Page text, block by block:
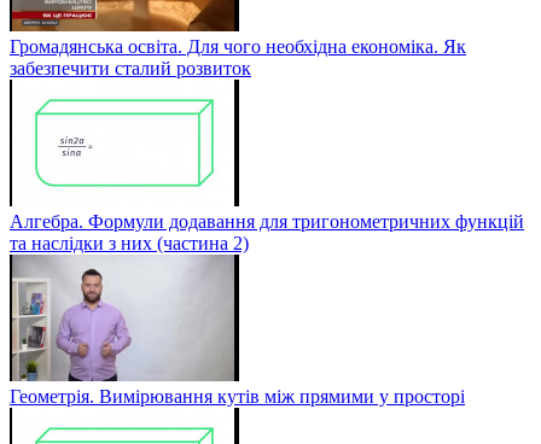
Громадянська освіта. Для чого необхідна економіка. Як
забезпечити сталий розвиток
Алгебра. Формули додавання для тригонометричних функцій
та наслідки з них (частина 2)
Геометрія. Вимірювання кутів між прямими у просторі